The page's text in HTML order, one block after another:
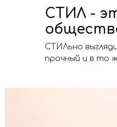
СТИЛ -
СТИЛьно
прочный и в то